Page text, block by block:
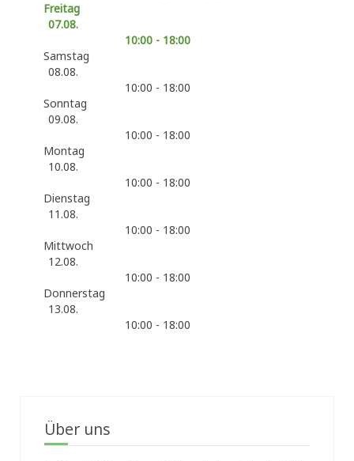
Freitag
07.08.
10:00 - 18:00
Samstag
08.08.
10:00 - 18:00
Sonntag
09.08.
10:00 - 18:00
Montag
10.08.
10:00 - 18:00
Dienstag
11.08.
10:00 - 18:00
Mittwoch
12.08.
10:00 - 18:00
Donnerstag
13.08.
10:00 - 18:00
Über uns